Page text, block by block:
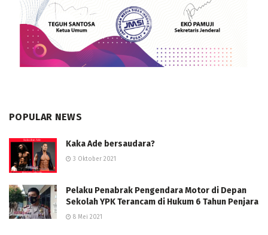
POPULAR NEWS
Kaka Ade bersaudara?
3 Oktober 2021
Pelaku Penabrak Pengendara Motor di Depan
Sekolah YPK Terancam di Hukum 6 Tahun Penjara
8 Mei 2021